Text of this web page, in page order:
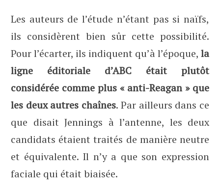
Les auteurs de l’étude n’étant pas si naïfs,
ils considèrent bien sûr cette possibilité.
Pour l’écarter, ils indiquent qu’à l’époque, la
ligne éditoriale d’ABC était plutôt
considérée comme plus « anti-Reagan » que
les deux autres chaînes. Par ailleurs dans ce
que disait Jennings à l’antenne, les deux
candidats étaient traités de manière neutre
et équivalente. Il n’y a que son expression
faciale qui était biaisée.